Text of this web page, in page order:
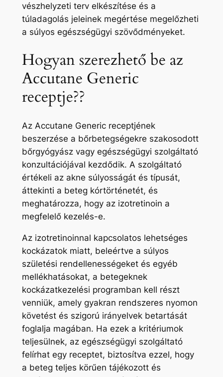
vészhelyzeti terv elkészítése és a
túladagolás jeleinek megértése megelőzheti
a súlyos egészségügyi szövődményeket.
Hogyan szerezhető be az
Accutane Generic
receptje??
Az Accutane Generic receptjének
beszerzése a bőrbetegségekre szakosodott
bőrgyógyász vagy egészségügyi szolgáltató
konzultációjával kezdődik. A szolgáltató
értékeli az akne súlyosságát és típusát,
áttekinti a beteg kórtörténetét, és
meghatározza, hogy az izotretinoin a
megfelelő kezelés-e.
Az izotretinoinnal kapcsolatos lehetséges
kockázatok miatt, beleértve a súlyos
születési rendellenességeket és egyéb
mellékhatásokat, a betegeknek
kockázatkezelési programban kell részt
venniük, amely gyakran rendszeres nyomon
követést és szigorú irányelvek betartását
foglalja magában. Ha ezek a kritériumok
teljesülnek, az egészségügyi szolgáltató
felírhat egy receptet, biztosítva ezzel, hogy
a beteg teljes körűen tájékozott és